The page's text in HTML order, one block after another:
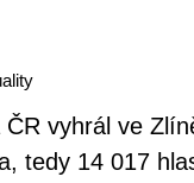
vyhrál ve
tedy 14 017